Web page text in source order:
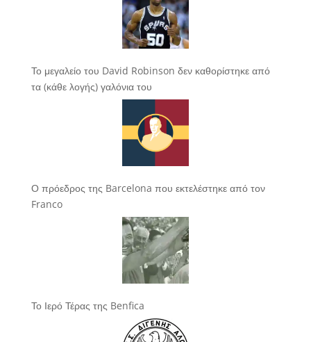
Το μεγαλείο του David Robinson δεν καθορίστηκε από
τα (κάθε λογής) γαλόνια του
Ο πρόεδρος της Barcelona που εκτελέστηκε από τον
Franco
Το Ιερό Τέρας της Benfica